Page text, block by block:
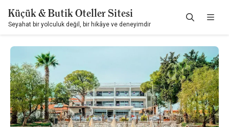
Küçük & Butik Oteller Sitesi
Seyahat bir yolculuk değil, bir hikâye ve deneyimdir